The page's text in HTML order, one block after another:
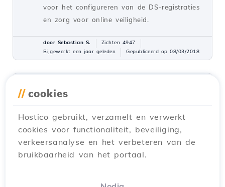
voor het configureren van de DS-registraties
en zorg voor online veiligheid.
door Sebastian S.
Zichten 4947
Bijgewerkt een jaar geleden
Gepubliceerd op 08/03/2018
Aanmaken en instellen van
aangepaste nameservers in het
Tutorials / Domeinen
Dit artikel beschrijft de noodzakelijke stappen
voor het aanmaken van aangepaste
nameservers en de methode voor het
12
// cookies
Hostico gebruikt, verzamelt en verwerkt
cookies voor functionaliteit, beveiliging,
verkeersanalyse en het verbeteren van de
bruikbaarheid van het portaal.